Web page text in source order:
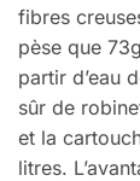
fibres
pèse que
partir d’eau
sûr de
et la
litres.